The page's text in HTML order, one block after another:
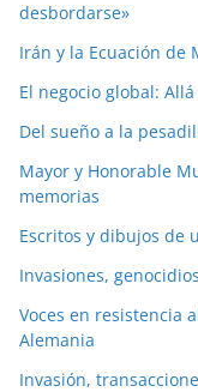
desbordarse»
Irán y la Ecuación de
El negocio global:
Del sueño a la
Mayor y Honorable
memorias
Escritos y dibujos de
Invasiones,
Voces en resistencia
Alemania
Invasión,